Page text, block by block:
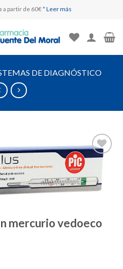
a partir de 60€ * Leer más
DE DIAGNÓSTICO
Añadir
a la
mercurio vedoeco